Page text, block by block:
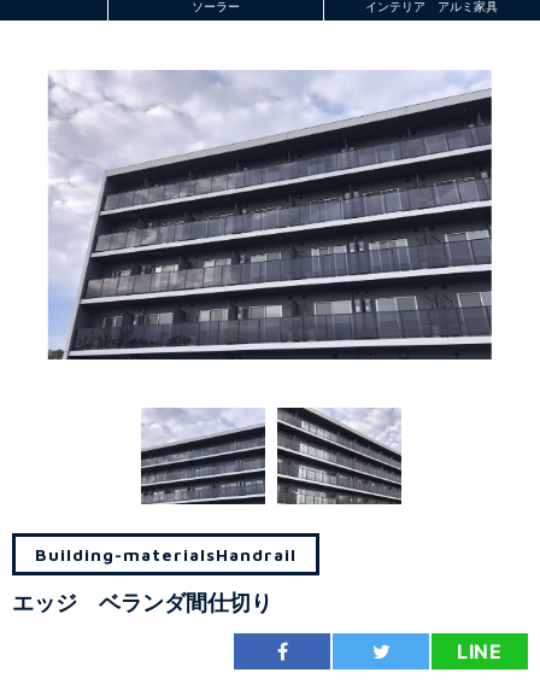
ソーラー インテリア アルミ家具
Building-materialsHandrail
エッジ ベランダ間仕切り
LINE